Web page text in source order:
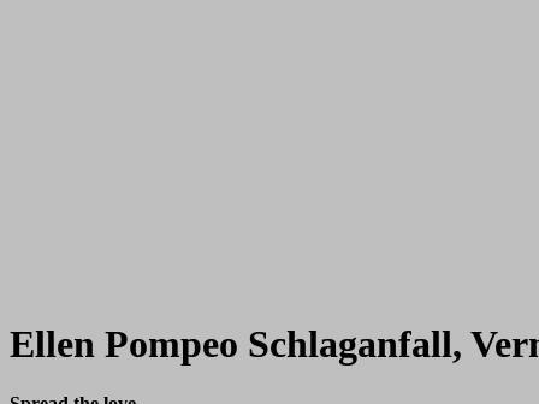
Ellen Pompeo Schlaganfall,